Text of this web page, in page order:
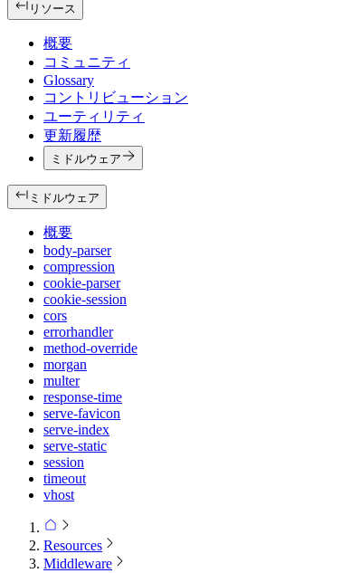
リソース
概要
コミュニティ
Glossary
コントリビューション
ユーティリティ
更新履歴
ミドルウェア
ミドルウェア
概要
body-parser
compression
cookie-parser
cookie-session
cors
errorhandler
method-override
morgan
multer
response-time
serve-favicon
serve-index
serve-static
session
timeout
vhost
Resources
Middleware